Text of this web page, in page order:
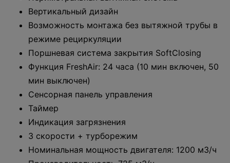
Вертикальный дизайн
Возможность монтажа без вытяжной трубы в
режиме рециркуляции
Поршневая система закрытия SoftClosing
Функция FreshAir: 24 часа (10 мин включен, 50
мин выключен)
Сенсорная панель управления
Таймер
Индикация загрязнения
3 скорости + турборежим
Номинальная мощность двигателя: 1200 м3/ч